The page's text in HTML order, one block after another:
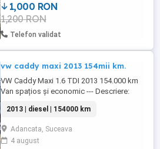
1,000 RON
1,200 RON
Telefon validat
vw caddy maxi 2013 154mii km.
VW Caddy Maxi 1.6 TDI 2013 154.000 km
Van spațios și economic --- Descriere:
motorizare 1.6 TDI (diesel), cu un rulaj de
aproximativ 154.000 km. Mașina este
foarte practică, spațioasă și fiabilă, ideală
pentru transport de marfă ușoară, pentru
2013 | diesel | 154000 km
Adancata, Suceava
4 august